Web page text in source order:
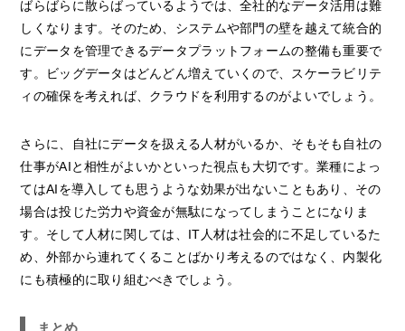
ばらばらに散らばっているようでは、全社的なデータ活用は難
しくなります。そのため、システムや部門の壁を越えて統合的
にデータを管理できるデータプラットフォームの整備も重要で
す。ビッグデータはどんどん増えていくので、スケーラビリテ
ィの確保を考えれば、クラウドを利用するのがよいでしょう。
さらに、自社にデータを扱える人材がいるか、そもそも自社の
仕事がAIと相性がよいかといった視点も大切です。業種によっ
てはAIを導入しても思うような効果が出ないこともあり、その
場合は投じた労力や資金が無駄になってしまうことになりま
す。そして人材に関しては、IT人材は社会的に不足しているた
め、外部から連れてくることばかり考えるのではなく、内製化
にも積極的に取り組むべきでしょう。